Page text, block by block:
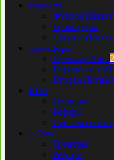
Новости
Футбол
Трансферы
Сборная
Трансферы
Премьер Лига
Первая лига
Вторая Лига
КПЛ
Тренеры
Рефери
Составы
1 Лига
Тренеры
Рефери